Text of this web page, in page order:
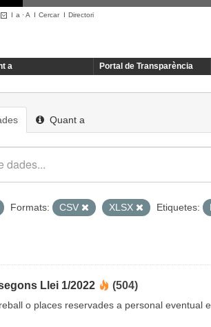
I a ·A I CercarI Directori
a Portal de Transparència
Quant a
Formats: CSV XLSX Etiquetes:
Llei 1/2022 (504)
o places reservades a personal eventual